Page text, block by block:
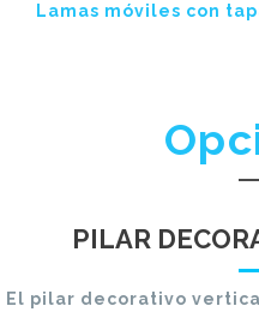
Lamas móviles con
PILAR
El pilar decorativo